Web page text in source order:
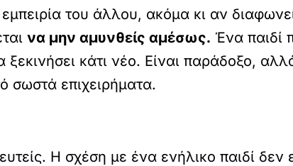
του άλλου, ακόμα κι αν
να μην αμυνθείς αμέσως. Ένα παιδί
κάτι νέο. Είναι παράδοξο,
σωστά επιχειρήματα.
Η σχέση με ένα ενήλικο παιδί δεν